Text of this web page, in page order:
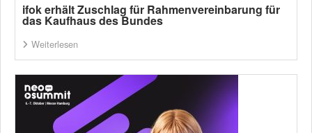
ifok erhält Zuschlag für Rahmenvereinbarung für
das Kaufhaus des Bundes
Weiterlesen